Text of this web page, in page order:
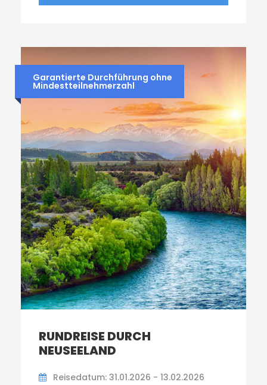
Garantierte Durchführung ohne
Mindestteilnehmerzahl
RUNDREISE DURCH
NEUSEELAND
Reisedatum: 31.01.2026 - 13.02.2026